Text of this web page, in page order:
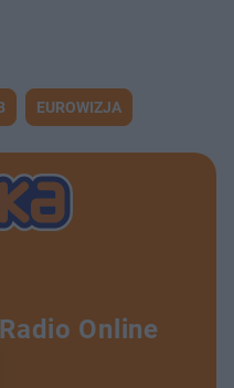
EUROWIZJA
Radio Online